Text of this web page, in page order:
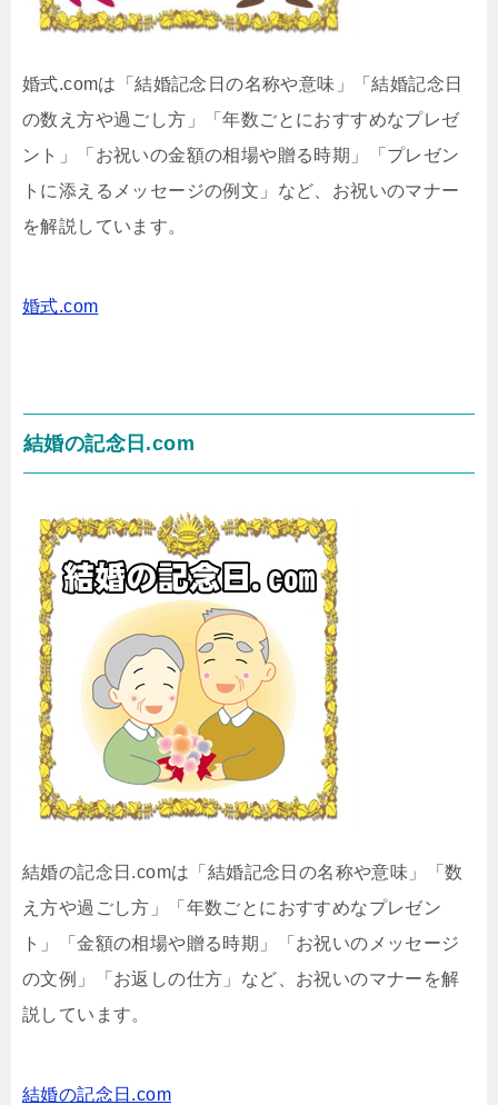
婚式.comは「結婚記念日の名称や意味」「結婚記念日
の数え方や過ごし方」「年数ごとにおすすめなプレゼ
ント」「お祝いの金額の相場や贈る時期」「プレゼン
トに添えるメッセージの例文」など、お祝いのマナー
を解説しています。
婚式.com
結婚の記念日.com
結婚の記念日.comは「結婚記念日の名称や意味」「数
え方や過ごし方」「年数ごとにおすすめなプレゼン
ト」「金額の相場や贈る時期」「お祝いのメッセージ
の文例」「お返しの仕方」など、お祝いのマナーを解
説しています。
結婚の記念日.com